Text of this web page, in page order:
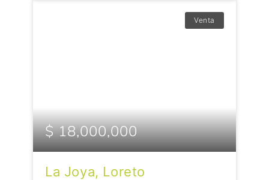
Venta
$ 18,000,000
La Joya, Loreto